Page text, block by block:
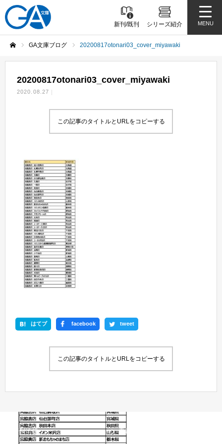
新刊/既刊 シリーズ紹介 MENU
GA文庫ブログ 20200817otonari03_cover_miyawaki
20200817otonari03_cover_miyawaki
2020.08.27
この記事のタイトルとURLをコピーする
はてブ facebook tweet
この記事のタイトルとURLをコピーする
新刊情報 書籍情報一覧